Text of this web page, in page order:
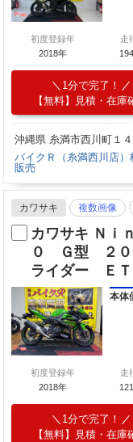
初度登録年
2018年
走
1分で完了！
【無料】見積・在庫
沖縄県 糸満市西川町１
バイクＲ（糸満西川店）
販売
カワサキ 複数画像
カワサキ Ｎ
０ Ｇ型 ２０
ライダー Ｅ
本体
初度登録年
2018年
走
1分で完了！
【無料】見積・在庫